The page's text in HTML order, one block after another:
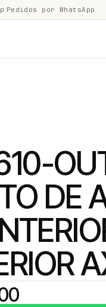
Pedidos por WhatsApp
DE